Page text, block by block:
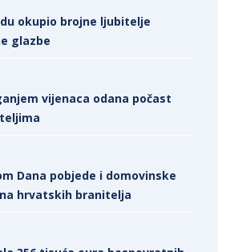
okupio brojne ljubitelje
glazbe
vijenaca odana počast
Dana pobjede i domovinske
hrvatskih branitelja